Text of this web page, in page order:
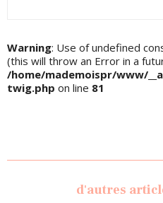
Warning: Use of undefined
(this will throw an Error in a
/home/mademoispr/www/
twig.php on line 81
d'autres